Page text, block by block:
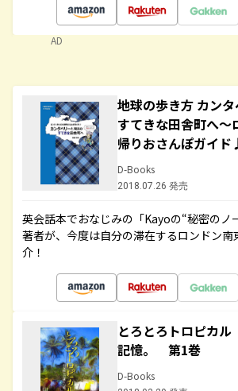
AD
地球の歩き方 カン
すてきな田舎町へ～
帰りおさんぽガイド
D-Books
2018.07.26 発売
英会話本でおなじみの「Kayoの“秘密のノ
著者が、今度は自分の滞在するロンドン南
介！
とろとろトロピカ
記憶。 第1巻
D-Books